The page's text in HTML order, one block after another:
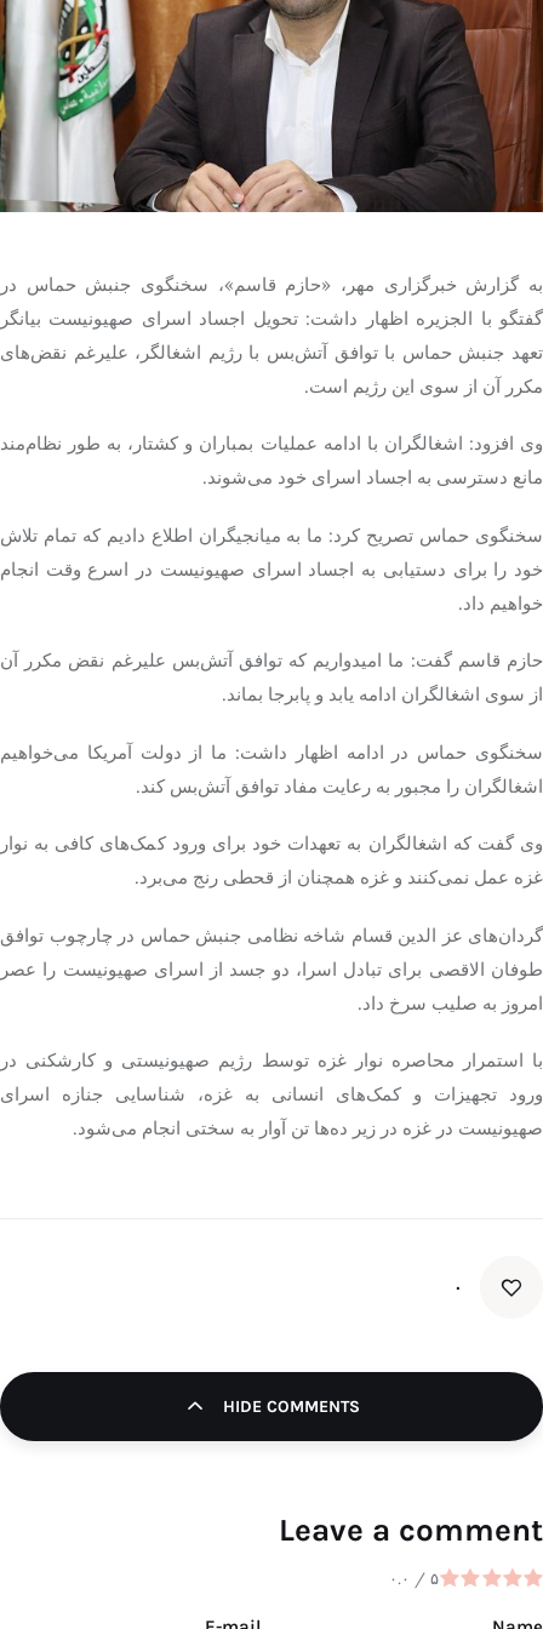
تک کده
پایگاه خبری آبان
خرید موتور ایمپلنت
به گزارش خبرگزاری مهر، «حازم قاسم»، سخنگوی جنبش حماس در
گفتگو با الجزیره اظهار داشت: تحویل اجساد اسرای صهیونیست بیانگر
تعهد جنبش حماس با توافق آتش‌بس با رژیم اشغالگر، علیرغم نقض‌های
مکرر آن از سوی این رژیم است.
وی افزود: اشغالگران با ادامه عملیات بمباران و کشتار، به طور نظام‌مند
مانع دسترسی به اجساد اسرای خود می‌شوند.
سخنگوی حماس تصریح کرد: ما به میانجیگران اطلاع دادیم که تمام تلاش
خود را برای دستیابی به اجساد اسرای صهیونیست در اسرع وقت انجام
خواهیم داد.
حازم قاسم گفت: ما امیدواریم که توافق آتش‌بس علیرغم نقض مکرر آن
از سوی اشغالگران ادامه یابد و پابرجا بماند.
سخنگوی حماس در ادامه اظهار داشت: ما از دولت آمریکا می‌خواهیم
اشغالگران را مجبور به رعایت مفاد توافق آتش‌بس کند.
وی گفت که اشغالگران به تعهدات خود برای ورود کمک‌های کافی به نوار
غزه عمل نمی‌کنند و غزه همچنان از قحطی رنج می‌برد.
گردان‌های عز الدین قسام شاخه نظامی جنبش حماس در چارچوب توافق
طوفان الاقصی برای تبادل اسرا، دو جسد از اسرای صهیونیست را عصر
امروز به صلیب سرخ داد.
با استمرار محاصره نوار غزه توسط رژیم صهیونیستی و کارشکنی در
ورود تجهیزات و کمک‌های انسانی به غزه، شناسایی جنازه اسرای
صهیونیست در غزه در زیر ده‌ها تن آوار به سختی انجام می‌شود.
۰
HIDE COMMENTS
Leave a comment
۰.۰ / ۵